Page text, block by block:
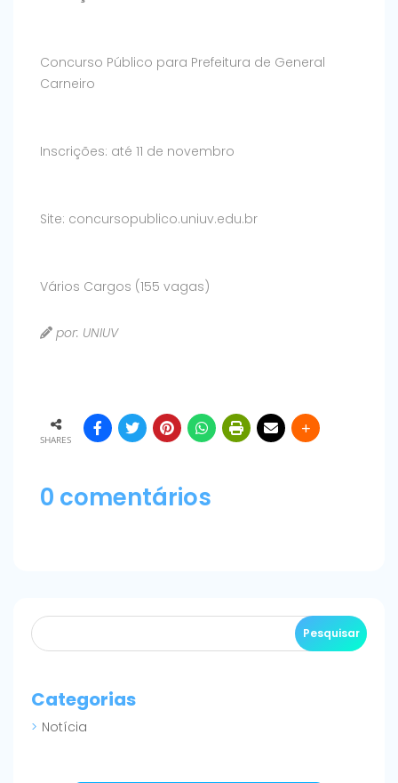
Concurso Público para Prefeitura de General
Carneiro
Inscrições: até 11 de novembro
Site: concursopublico.uniuv.edu.br
Vários Cargos (155 vagas)
por: UNIUV
SHARES
0 comentários
Categorias
Notícia